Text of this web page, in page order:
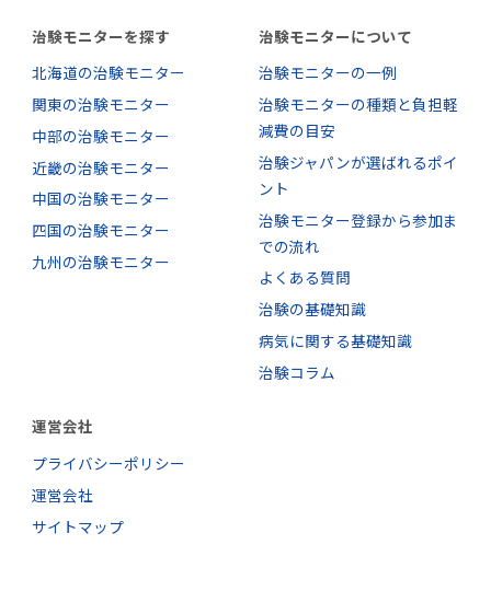
治験モニターを探す
北海道の治験モニター
関東の治験モニター
中部の治験モニター
近畿の治験モニター
中国の治験モニター
四国の治験モニター
九州の治験モニター
治験モニターについて
治験モニターの一例
治験モニターの種類と負担軽
減費の目安
治験ジャパンが選ばれるポイ
ント
治験モニター登録から参加ま
での流れ
よくある質問
治験の基礎知識
病気に関する基礎知識
治験コラム
運営会社
プライバシーポリシー
運営会社
サイトマップ